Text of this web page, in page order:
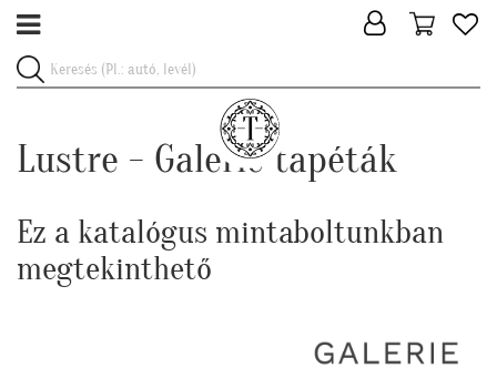
Lustre - Galerie tapéták
Ez a katalógus mintaboltunkban
megtekinthető